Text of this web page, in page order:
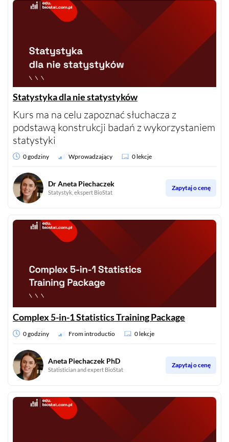
Statystyka dla nie statystyków
Kurs ma na celu zapoznać słuchacza z
podstawą konstrukcji badań z wykorzystaniem
statystyki
0 godziny Wprowadzający 0 lekcje
Dr Aneta Piechaczek
Statystyk, ekspert BioStat
Zapytaj o cenę
Complex 5-in-1 Statistics Training Package
0 godziny From introductio 0 lekcje
Aneta Piechaczek PhD
Statistician and expert BioStat
Zapytaj o cenę